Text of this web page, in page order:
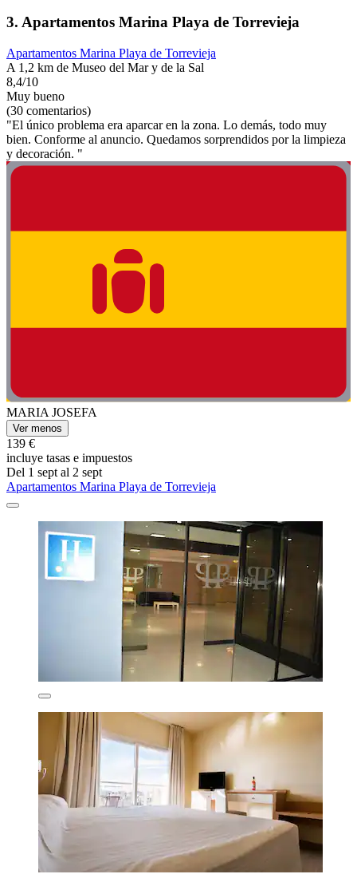
3. Apartamentos Marina Playa de Torrevieja
Apartamentos Marina Playa de Torrevieja
A 1,2 km de Museo del Mar y de la Sal
8,4/10
Muy bueno
(30 comentarios)
"El único problema era aparcar en la zona. Lo demás, todo muy
bien. Conforme al anuncio. Quedamos sorprendidos por la limpieza
y decoración. "
MARIA JOSEFA
Ver menos
139 €
incluye tasas e impuestos
Del 1 sept al 2 sept
Apartamentos Marina Playa de Torrevieja